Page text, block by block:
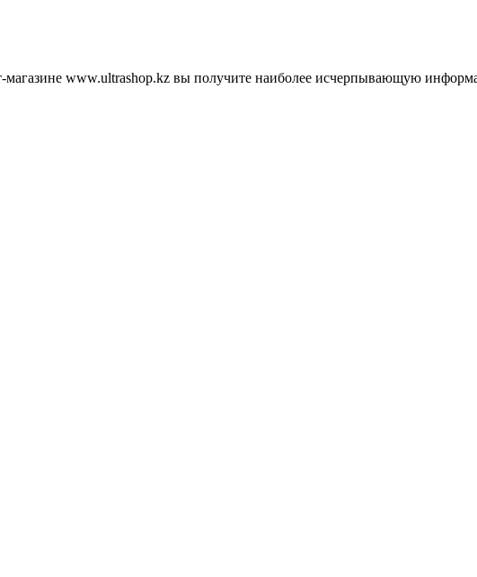
магазине www.ultrashop.kz вы получите наиболее исчерпывающую